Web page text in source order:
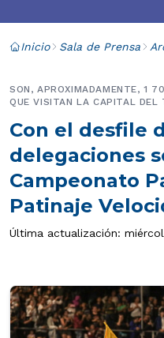
Inicio Sala de Prensa
Con el desfile
delegaciones
Campeonato
Patinaje
SON, APROXIMADAMENTE, 1
QUE VISITAN LA CAPITAL DEL
Última actualización: